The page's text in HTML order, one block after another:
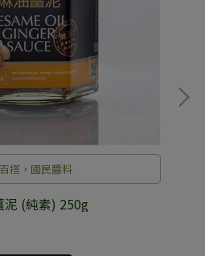
搭，國民醬料
(純素) 250g